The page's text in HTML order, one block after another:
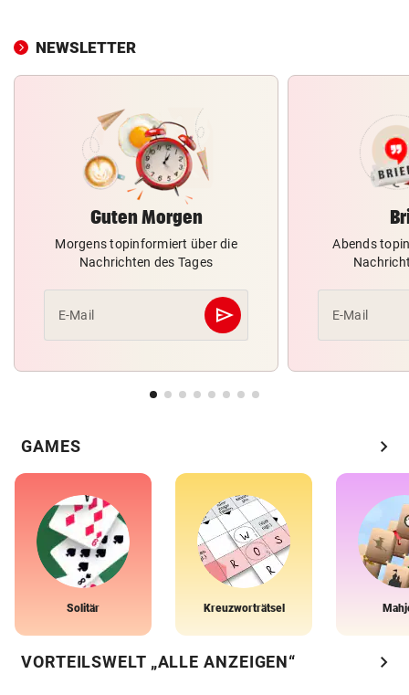
NEWSLETTER
Guten Morgen
Morgens topinformiert über die
Nachrichten des Tages
E-Mail send
Abschicken
Abends
E-Mail
GAMES chevron_right
Solitär Kreuzworträtsel
VORTEILSWELT „ALLE ANZEIGEN“ chevron_right